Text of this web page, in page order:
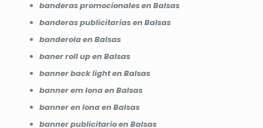
banderas promocionales en Balsas
banderas publicitarias en Balsas
banderola en Balsas
baner roll up en Balsas
banner back light en Balsas
banner em lona en Balsas
banner en lona en Balsas
banner publicitario en Balsas